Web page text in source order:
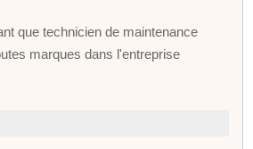
que technicien de maintenance
marques dans l'entreprise